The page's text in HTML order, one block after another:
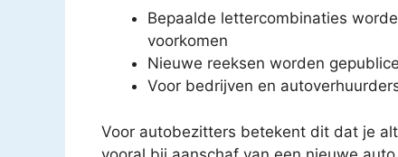
Bepaalde lettercombinaties
voorkomen
Nieuwe reeksen worden
Voor bedrijven en
Voor autobezitters betekent dit dat je